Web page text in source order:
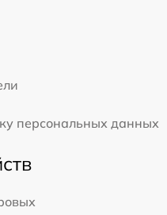
персональных данных